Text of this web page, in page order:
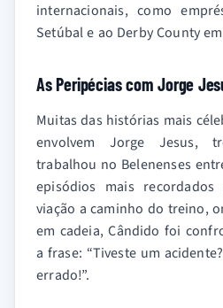
internacionais, como
Setúbal e ao Derby County
As Peripécias com Jorge
Muitas das histórias mais
envolvem Jorge Jesus,
trabalhou no Belenenses
episódios mais
viação a caminho do treino,
em cadeia, Cândido foi
a frase: “Tiveste um
errado!”.